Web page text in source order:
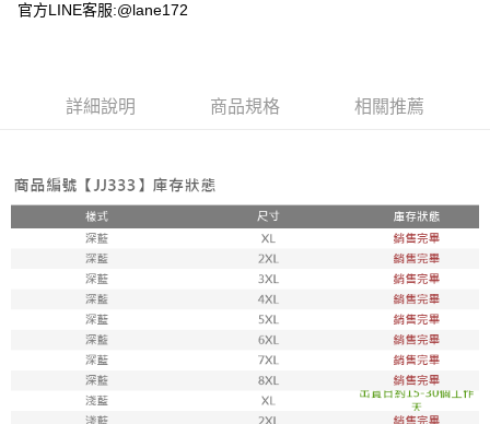
悠遊付
運送方式
付款後全家取貨
每筆NT$100，滿NT$1,800(含以上)免運費
7-11取貨付款
每筆NT$100，滿NT$1,800(含以上)免運費
付款後711取貨
每筆NT$100，滿NT$1,800(含以上)免運費
官方LINE客服:@lane172
詳細說明 商品規格 相關推薦